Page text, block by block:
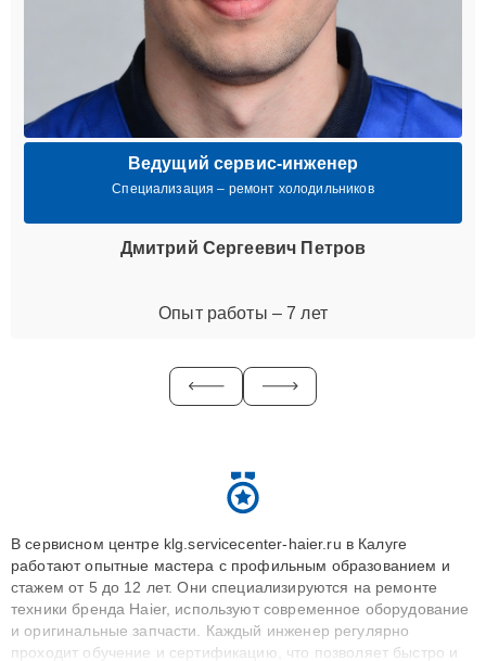
Ведущий сервис-инженер
Специализация – ремонт холодильников
Дмитрий Сергеевич Петров
Опыт работы – 7 лет
В сервисном центре klg.servicecenter-haier.ru в Калуге
работают опытные мастера с профильным образованием и
стажем от 5 до 12 лет. Они специализируются на ремонте
техники бренда Haier, используют современное оборудование
и оригинальные запчасти. Каждый инженер регулярно
проходит обучение и сертификацию, что позволяет быстро и